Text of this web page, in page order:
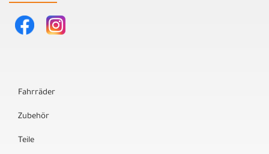
Fahrräder
Zubehör
Teile